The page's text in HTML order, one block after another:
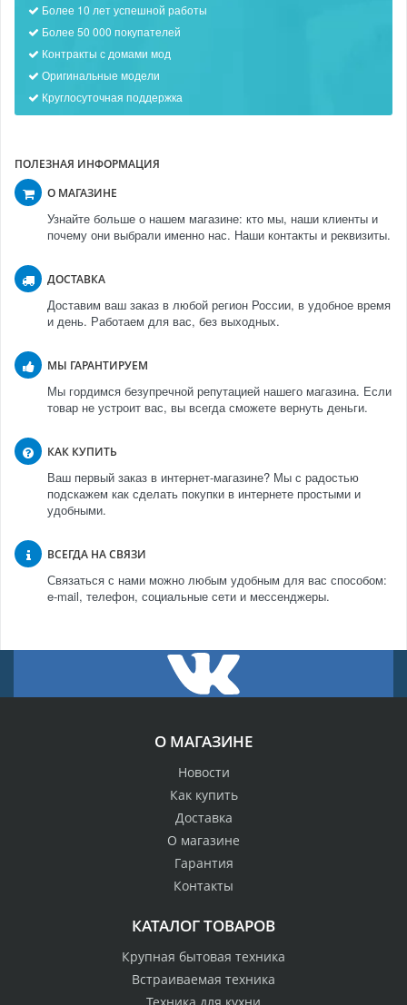
Более 10 лет успешной работы
Более 50 000 покупателей
Контракты с домами мод
Оригинальные модели
Круглосуточная поддержка
ПОЛЕЗНАЯ ИНФОРМАЦИЯ
О МАГАЗИНЕ
Узнайте больше о нашем магазине: кто мы, наши клиенты и
почему они выбрали именно нас. Наши контакты и реквизиты.
ДОСТАВКА
Доставим ваш заказ в любой регион России, в удобное время
и день. Работаем для вас, без выходных.
МЫ ГАРАНТИРУЕМ
Мы гордимся безупречной репутацией нашего магазина. Если
товар не устроит вас, вы всегда сможете вернуть деньги.
КАК КУПИТЬ
Ваш первый заказ в интернет-магазине? Мы с радостью
подскажем как сделать покупки в интернете простыми и
удобными.
ВСЕГДА НА СВЯЗИ
Связаться с нами можно любым удобным для вас способом:
e-mail, телефон, социальные сети и мессенджеры.
О МАГАЗИНЕ
Новости
Как купить
Доставка
О магазине
Гарантия
Контакты
КАТАЛОГ ТОВАРОВ
Крупная бытовая техника
Встраиваемая техника
Техника для кухни